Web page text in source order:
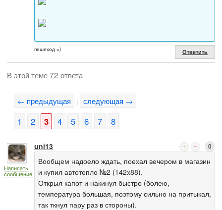
пешеход =) Ответить
В этой теме 72 ответа
← предыдущая | следующая →
1 2 3 4 5 6 7 8
Написать
сообщение
uni13 0
Вообщем надоело ждать, поехал вечером в магазин
и купил автотепло №2 (142х88).
Открыл капот и накинул быстро (болею,
температура большая, поэтому сильно на притыкал,
так ткнул пару раз в стороны).